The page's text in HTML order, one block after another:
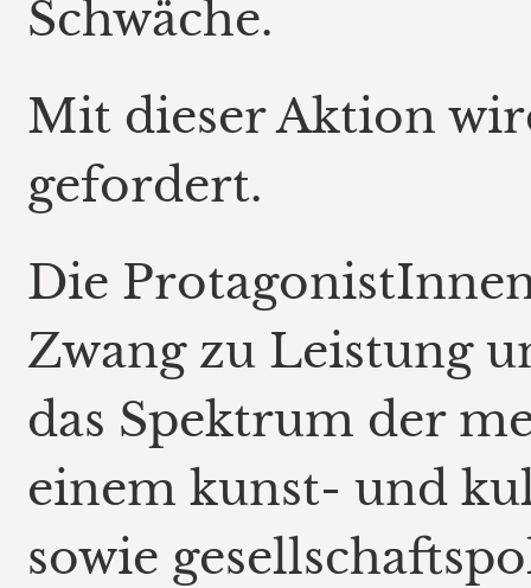
Schwäche.
Mit dieser Aktion
gefordert.
Die
Zwang zu Leistung
das Spektrum der
einem kunst- und
sowie